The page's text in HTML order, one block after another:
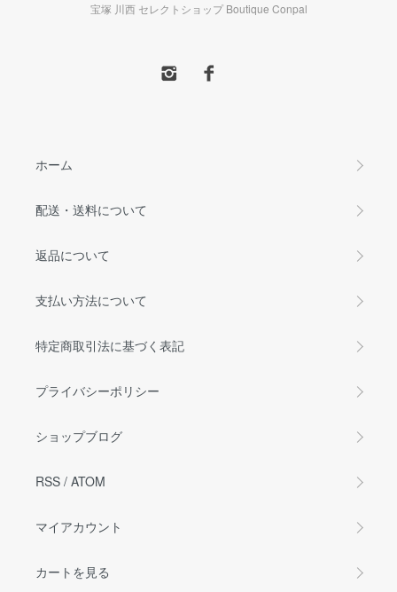
宝塚 川西 セレクトショップ Boutique Conpal
ホーム
配送・送料について
返品について
支払い方法について
特定商取引法に基づく表記
プライバシーポリシー
ショップブログ
RSS / ATOM
マイアカウント
カートを見る